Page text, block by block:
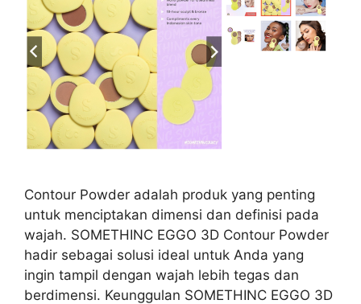
Contour Powder adalah produk yang penting
untuk menciptakan dimensi dan definisi pada
wajah. SOMETHINC EGGO 3D Contour Powder
hadir sebagai solusi ideal untuk Anda yang
ingin tampil dengan wajah lebih tegas dan
berdimensi. Keunggulan SOMETHINC EGGO 3D